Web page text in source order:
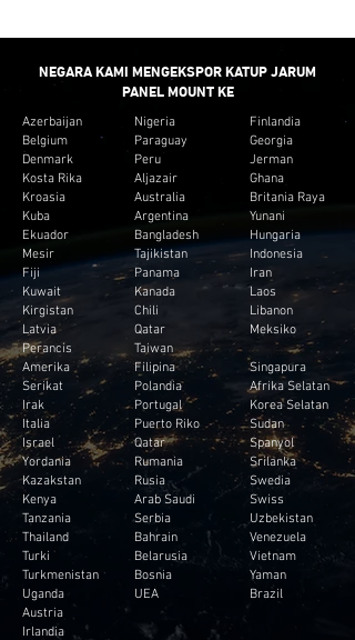
NEGARA KAMI MENGEKSPOR KATUP JARUM
PANEL MOUNT KE
Azerbaijan
Belgium
Denmark
Kosta Rika
Kroasia
Kuba
Ekuador
Mesir
Fiji
Kuwait
Kirgistan
Latvia
Perancis
Amerika
Serikat
Irak
Italia
Israel
Yordania
Kazakstan
Kenya
Tanzania
Thailand
Turki
Turkmenistan
Uganda
Austria
Irlandia
Nigeria
Paraguay
Peru
Aljazair
Australia
Argentina
Bangladesh
Tajikistan
Panama
Kanada
Chili
Qatar
Taiwan
Filipina
Polandia
Portugal
Puerto Riko
Qatar
Rumania
Rusia
Arab Saudi
Serbia
Bahrain
Belarusia
Bosnia
UEA
Finlandia
Georgia
Jerman
Ghana
Britania Raya
Yunani
Hungaria
Indonesia
Iran
Laos
Libanon
Meksiko
Singapura
Afrika Selatan
Korea Selatan
Sudan
Spanyol
Srilanka
Swedia
Swiss
Uzbekistan
Venezuela
Vietnam
Yaman
Brazil